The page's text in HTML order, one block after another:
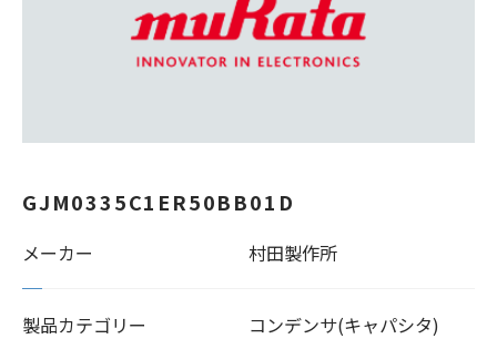
GJM0335C1ER50BB01D
メーカー 村田製作所
製品カテゴリー コンデンサ(キャパシタ)